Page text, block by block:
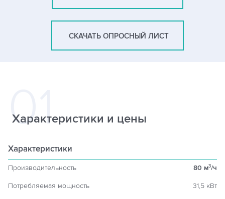
СКАЧАТЬ ОПРОСНЫЙ ЛИСТ
Характеристики и цены
Характеристики
Производительность 80 м3/ч
Потребляемая мощность 31,5 кВт